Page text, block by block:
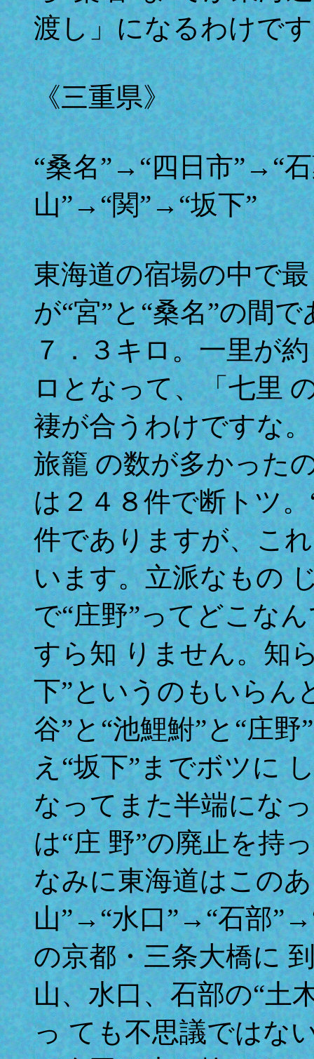
渡し」になるわけで
《三重県》
“桑名”→“四日市”→“
山”→“関”→“坂下”
東海道の宿場の中で
が“宮”と“桑名”の間
７．３キロ。一里が
ロとなって、「七里
褄が合うわけですな
旅籠 の数が多かった
は２４８件で断トツ
件でありますが、こ
います。立派なもの
で“庄野”ってどこな
すら知 りません。知
下”というのもいらん
谷”と“池鯉鮒”と“庄
え“坂下”までボツに
なってまた半端にな
は“庄 野”の廃止を持
なみに東海道はこの
山”→“水口”→“石部
の京都・三条大橋に
山、水口、石部の“土
っ ても不思議ではな